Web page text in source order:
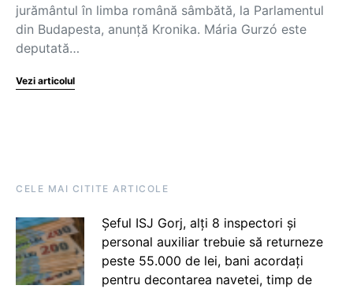
jurământul în limba română sâmbătă, la Parlamentul
din Budapesta, anunță Kronika. Mária Gurzó este
deputată…
Vezi articolul
CELE MAI CITITE ARTICOLE
Șeful ISJ Gorj, alți 8 inspectori și
personal auxiliar trebuie să returneze
peste 55.000 de lei, bani acordați
pentru decontarea navetei, timp de